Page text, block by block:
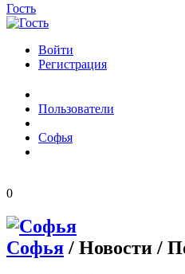
Гость
Войти
Регистрация
Пользователи
Софья
0
Софья / Новости /